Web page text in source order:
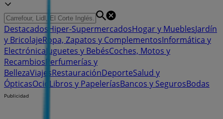
DestacadosHiper-SupermercadosHogar y MueblesJardín
y BricolajeRopa, Zapatos y ComplementosInformática y
ElectrónicaJuguetes y BebésCoches, Motos y
RecambiosPerfumerías y
BellezaViajesRestauraciónDeporteSalud y
ÓpticasOcio Libros y PapeleríasBancos y SegurosBodas
Publicidad